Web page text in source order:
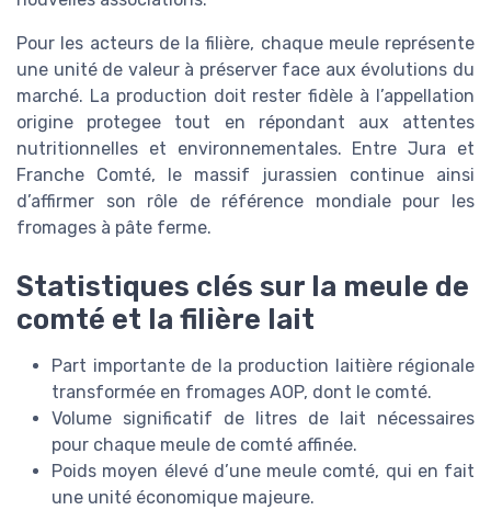
Pour les acteurs de la filière, chaque meule représente
une unité de valeur à préserver face aux évolutions du
marché. La production doit rester fidèle à l’appellation
origine protegee tout en répondant aux attentes
nutritionnelles et environnementales. Entre Jura et
Franche Comté, le massif jurassien continue ainsi
d’affirmer son rôle de référence mondiale pour les
fromages à pâte ferme.
Statistiques clés sur la meule de
comté et la filière lait
Part importante de la production laitière régionale
transformée en fromages AOP, dont le comté.
Volume significatif de litres de lait nécessaires
pour chaque meule de comté affinée.
Poids moyen élevé d’une meule comté, qui en fait
une unité économique majeure.